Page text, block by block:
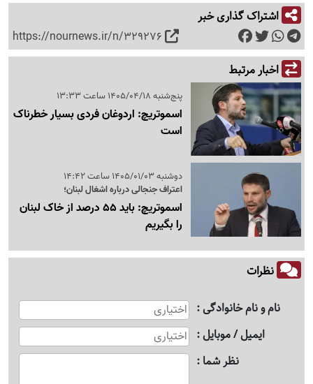
اشتراک گذاری خبر
https://nournews.ir/n/329276
اخبار مرتبط
پنج‌شنبه 1405/04/18 ساعت 13:33
اسموتریچ: اردوغان فردی بسیار خطرناک
است
دوشنبه 1405/01/03 ساعت 14:42
اعتراف جنجالی درباره اشغال لبنان؛
اسموتریچ: باید 55 درصد از خاک لبنان
را بگیریم
نظرات
نام و نام خانوادگی
ایمیل / موبایل
نظر شما